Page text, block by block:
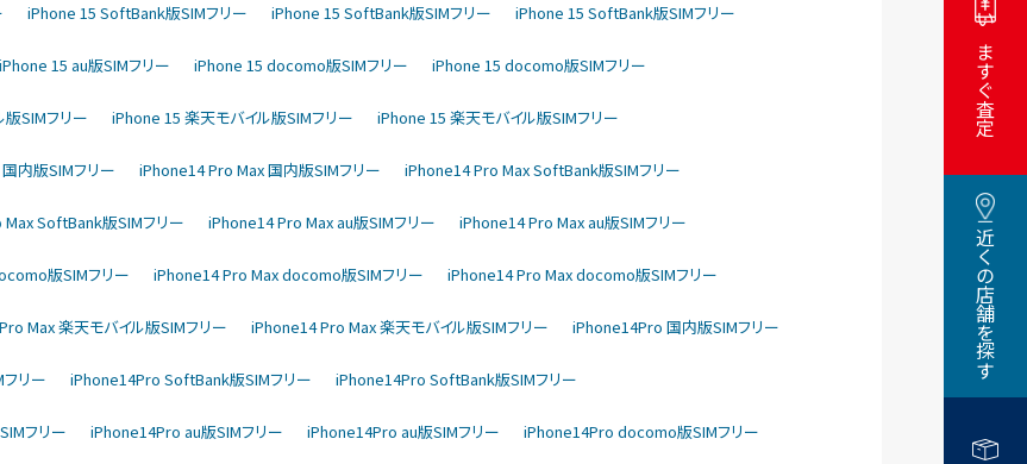
いますぐ査定
近くの店舗を探す
iPhone 15 SoftBank版SIMフリー iPhone 15 SoftBank版SIMフリー iPhone 15 SoftBank版SIMフリー
iPhone 15 au版SIMフリー iPhone 15 docomo版SIMフリー iPhone 15 docomo版SIMフリー
SIMフリー iPhone 15 楽天モバイル版SIMフリー iPhone 15 楽天モバイル版SIMフリー
内版SIMフリー iPhone14 Pro Max 国内版SIMフリー iPhone14 Pro Max SoftBank版SIMフリー
SoftBank版SIMフリー iPhone14 Pro Max au版SIMフリー iPhone14 Pro Max au版SIMフリー
版SIMフリー iPhone14 Pro Max docomo版SIMフリー iPhone14 Pro Max docomo版SIMフリー
Max 楽天モバイル版SIMフリー iPhone14 Pro Max 楽天モバイル版SIMフリー iPhone14Pro 国内版SIMフリー
リー iPhone14Pro SoftBank版SIMフリー iPhone14Pro SoftBank版SIMフリー
フリー iPhone14Pro au版SIMフリー iPhone14Pro au版SIMフリー iPhone14Pro docomo版SIMフリー